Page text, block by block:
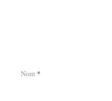
Nom *